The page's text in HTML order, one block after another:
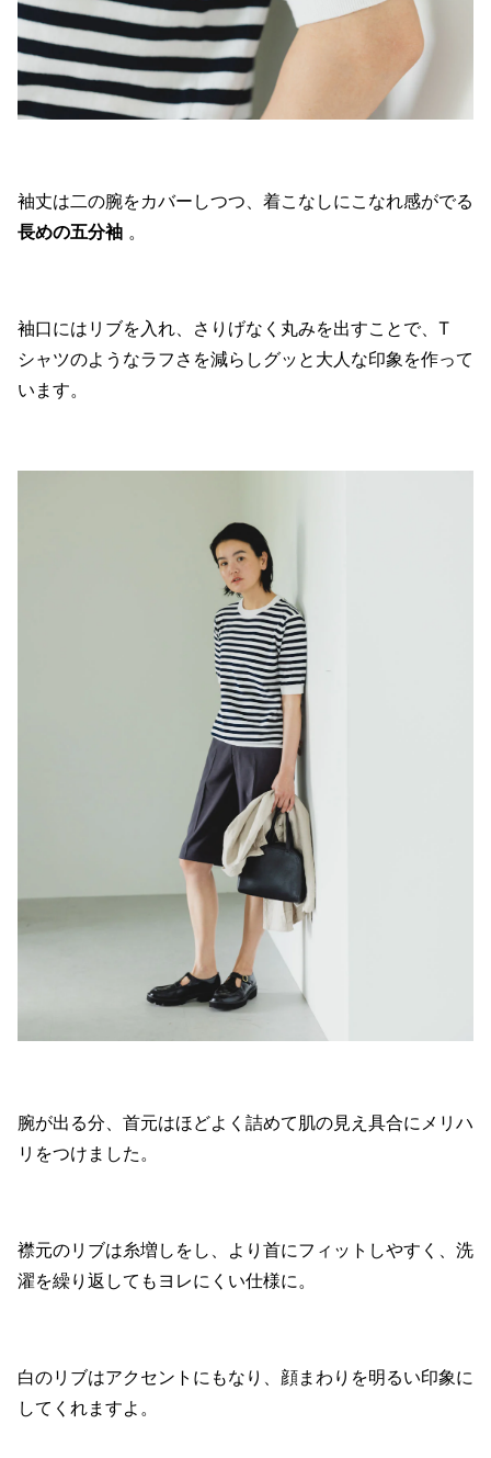
袖丈は二の腕をカバーしつつ、着こなしにこなれ感がでる
長めの五分袖 。
袖口にはリブを入れ、さりげなく丸みを出すことで、T
シャツのようなラフさを減らしグッと大人な印象を作って
います。
腕が出る分、首元はほどよく詰めて肌の見え具合にメリハ
リをつけました。
襟元のリブは糸増しをし、より首にフィットしやすく、洗
濯を繰り返してもヨレにくい仕様に。
白のリブはアクセントにもなり、顔まわりを明るい印象に
してくれますよ。